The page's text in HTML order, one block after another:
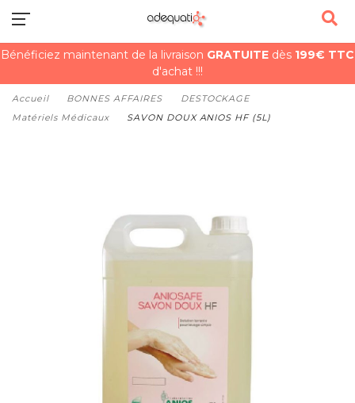
Bénéficiez maintenant de la livraison GRATUITE dès 199€ TTC
d'achat !!!
Accueil BONNES AFFAIRES
DESTOCKAGE
Matériels Médicaux
SAVON DOUX ANIOS HF (5L)